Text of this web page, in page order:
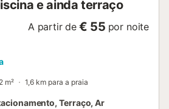
e ainda terraço
A partir de € 55 por noite
m² 1,6 km para a praia
Terraço, Ar